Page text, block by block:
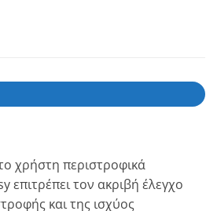
χρήστη περιστροφικά
επιτρέπει τον ακριβή έλεγχο
και της ισχύος